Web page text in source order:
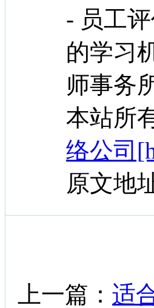
- 员工
的学习
师事务
本站所
络公司
原文地
上一篇： 适